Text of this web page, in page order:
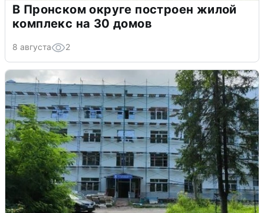
В Пронском округе построен жилой
комплекс на 30 домов
8 августа 2